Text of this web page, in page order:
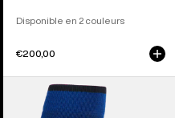
Disponible en 2 couleurs
€200,00